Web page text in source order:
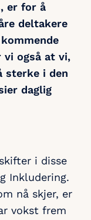
er for å
deltakere
vi også at vi,
sterke i den
daglig
i disse
Inkludering.
nå skjer, er
vokst frem